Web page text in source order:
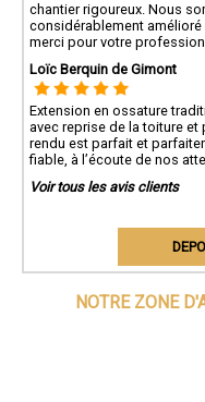
chantier rigoureux. Nous
considérablement amélioré
merci pour votre
Loïc Berquin de Gimont
Extension en ossature
avec reprise de la toiture et
rendu est parfait et
fiable, à l’écoute de nos
Voir tous les avis clients
NOTRE ZONE